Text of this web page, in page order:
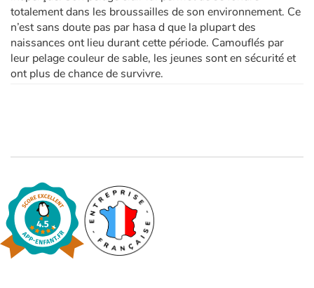
totalement dans les broussailles de son environnement. Ce
n’est sans doute pas par hasa d que la plupart des
naissances ont lieu durant cette période. Camouflés par
leur pelage couleur de sable, les jeunes sont en sécurité et
ont plus de chance de survivre.